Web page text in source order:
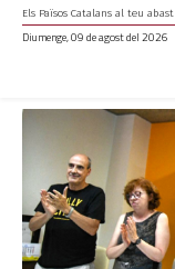
Els Països Catalans al teu abast
Diumenge, 09 de agost del 2026